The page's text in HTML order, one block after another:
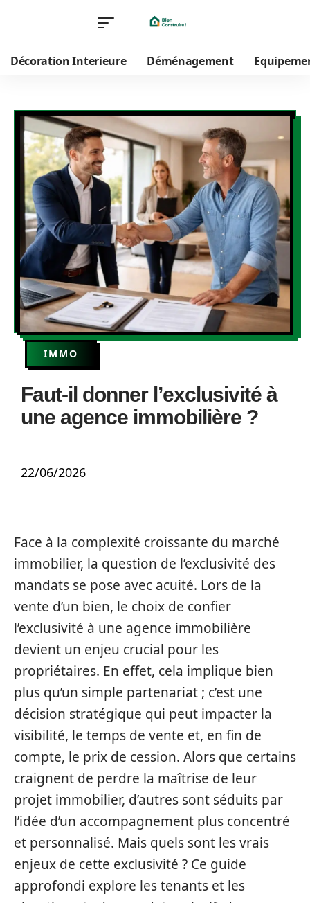
Décoration Interieure Déménagement
IMMO
Faut-il donner l’exclusivité à
une agence immobilière ?
22/06/2026
Face à la complexité croissante du marché
immobilier, la question de l’exclusivité des
mandats se pose avec acuité. Lors de la
vente d’un bien, le choix de confier
l’exclusivité à une agence immobilière
devient un enjeu crucial pour les
propriétaires. En effet, cela implique bien
plus qu’un simple partenariat ; c’est une
décision stratégique qui peut impacter la
visibilité, le temps de vente et, en fin de
compte, le prix de cession. Alors que certains
craignent de perdre la maîtrise de leur
projet immobilier, d’autres sont séduits par
l’idée d’un accompagnement plus concentré
et personnalisé. Mais quels sont les vrais
enjeux de cette exclusivité ? Ce guide
approfondi explore les tenants et les